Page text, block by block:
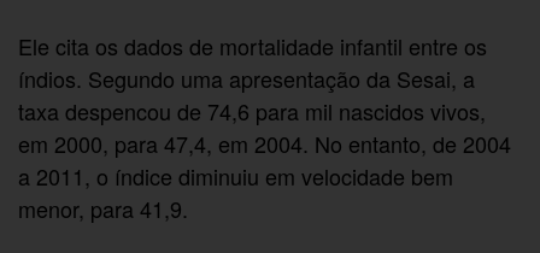
Ele cita os dados de mortalidade infantil entre os
índios. Segundo uma apresentação da Sesai, a
taxa despencou de 74,6 para mil nascidos vivos,
em 2000, para 47,4, em 2004. No entanto, de 2004
a 2011, o índice diminuiu em velocidade bem
menor, para 41,9.